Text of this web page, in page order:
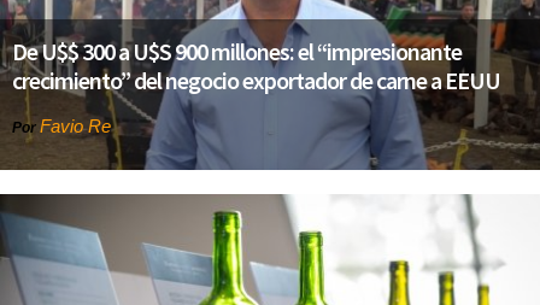
De U$$ 300 a U$S 900 millones: el “impresionante
crecimiento” del negocio exportador de carne a EEUU
Por Favio Re